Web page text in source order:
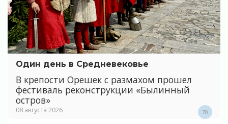
Один день в Средневековье
В крепости Орешек с размахом прошел
фестиваль реконструкции «Былинный
остров»
08 августа 2026 70